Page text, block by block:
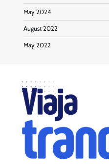
May 2024
August 2022
May 2022